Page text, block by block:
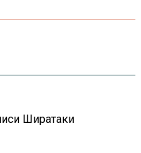
Ширатаки